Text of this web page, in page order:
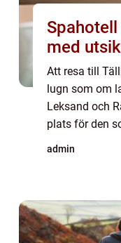
Spahotell
med
Att resa till
lugn som om
Leksand och
plats för den
admin